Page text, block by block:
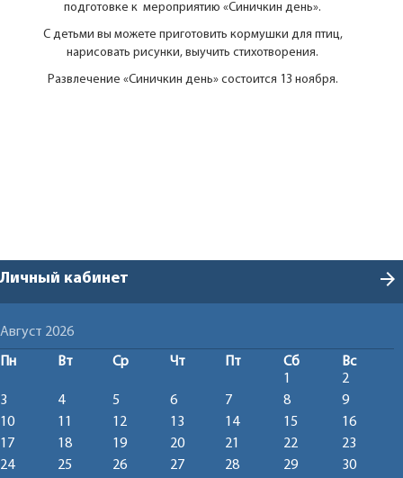
подготовке к мероприятию «Синичкин день».
С детьми вы можете приготовить кормушки для птиц,
нарисовать рисунки, выучить стихотворения.
Развлечение «Синичкин день» состоится 13 ноября.
Личный кабинет arrow_forward
Август 2026
Пн Вт Ср Чт Пт Сб
Вс
1
2
3
4 5 6 7 8
9
10
11 12 13 14 15
16
17
18 19 20 21 22
23
24
25 26 27 28 29
30